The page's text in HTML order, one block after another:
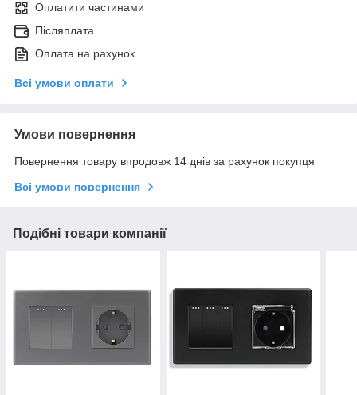
Оплатити частинами
Післяплата
Оплата на рахунок
Всі умови оплати
Умови повернення
Повернення товару впродовж 14 днів за рахунок покупця
Всі умови повернення
Подібні товари компанії